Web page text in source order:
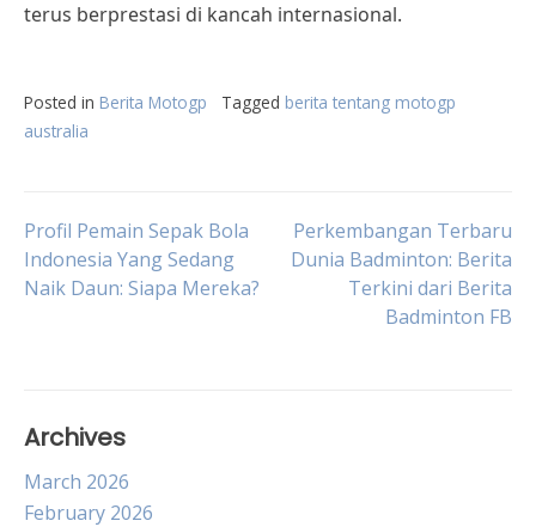
terus berprestasi di kancah internasional.
Posted in Berita Motogp Tagged berita tentang motogp
australia
Post
navigation
Profil Pemain Sepak Bola
Indonesia Yang Sedang
Naik Daun: Siapa Mereka?
Perkembangan Terbaru
Dunia Badminton: Berita
Terkini dari Berita
Badminton FB
Archives
March 2026
February 2026